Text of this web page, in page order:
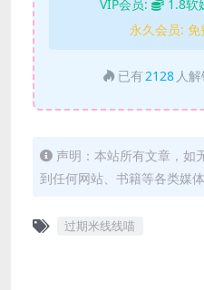
VIP会员:
1.8软
永久会员: 免
已有2128 人
声明：本站所有文章，如
到任何网站、书籍等各类媒
过期米线线喵